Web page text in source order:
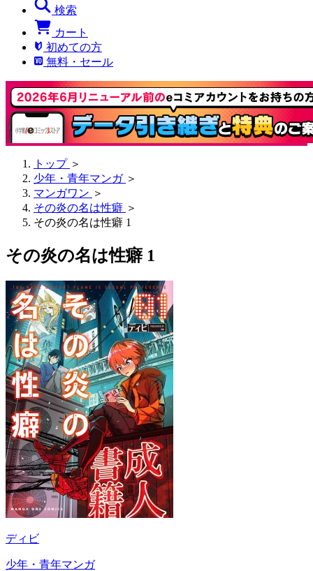
検索
カート
初めての方
無料・セール
トップ ＞
少年・青年マンガ ＞
マンガワン ＞
その炎の名は性癖 ＞
その炎の名は性癖 1
その炎の名は性癖 1
ディビ
少年・青年マンガ